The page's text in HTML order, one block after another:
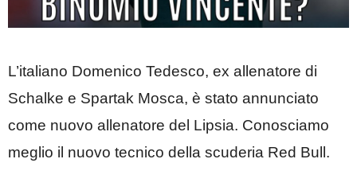
L’italiano Domenico Tedesco, ex allenatore di
Schalke e Spartak Mosca, è stato annunciato
come nuovo allenatore del Lipsia. Conosciamo
meglio il nuovo tecnico della scuderia Red Bull.